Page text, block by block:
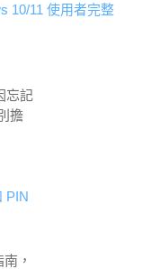
10/11 使用者完整
忘記
擔
PIN
，